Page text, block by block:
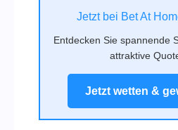
Jetzt bei Bet At
Entdecken Sie spannende
attraktive
Jetzt wetten &